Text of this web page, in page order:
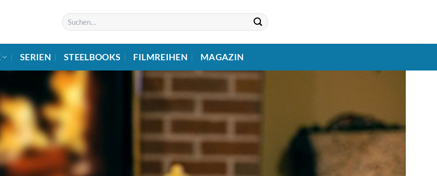
Suchen
nach:
SERIEN STEELBOOKS FILMREIHEN MAGAZIN